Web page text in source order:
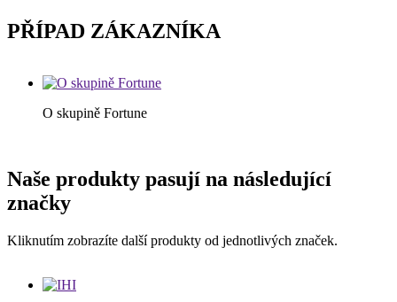
PŘÍPAD ZÁKAZNÍKA
O skupině Fortune
Naše produkty pasují na následující
značky
Kliknutím zobrazíte další produkty od jednotlivých značek.